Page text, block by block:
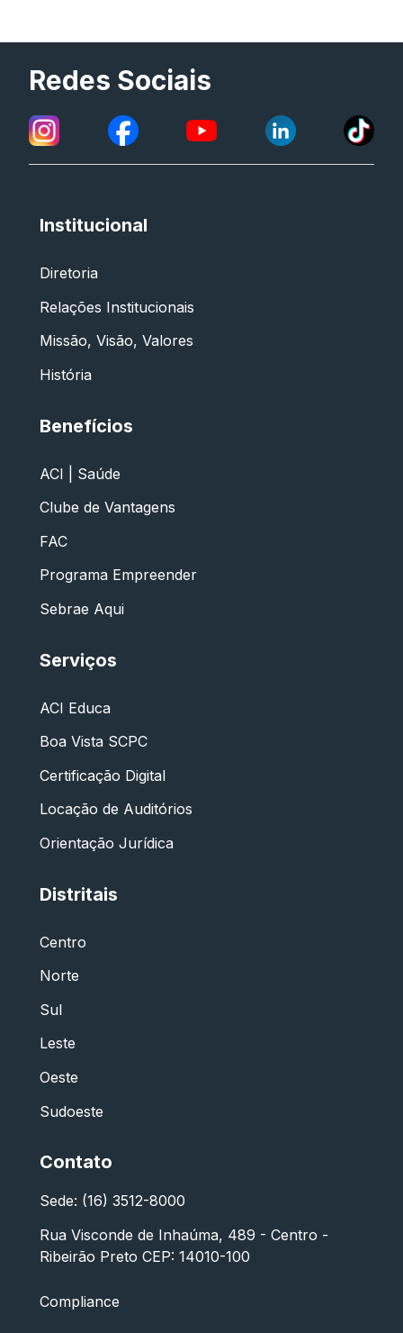
Redes Sociais
Institucional
Diretoria
Relações Institucionais
Missão, Visão, Valores
História
Benefícios
ACI | Saúde
Clube de Vantagens
FAC
Programa Empreender
Sebrae Aqui
Serviços
ACI Educa
Boa Vista SCPC
Certificação Digital
Locação de Auditórios
Orientação Jurídica
Distritais
Centro
Norte
Sul
Leste
Oeste
Sudoeste
Contato
Sede: (16) 3512-8000
Rua Visconde de Inhaúma, 489 - Centro -
Ribeirão Preto CEP: 14010-100
Compliance